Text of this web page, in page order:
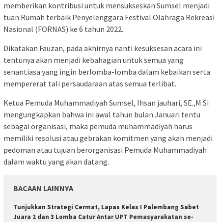
memberikan kontribusi untuk mensukseskan Sumsel menjadi
tuan Rumah terbaik Penyelenggara Festival Olahraga Rekreasi
Nasional (FORNAS) ke 6 tahun 2022.
Dikatakan Fauzan, pada akhirnya nanti kesuksesan acara ini
tentunya akan menjadi kebahagian untuk semua yang
senantiasa yang ingin berlomba-lomba dalam kebaikan serta
mempererat tali persaudaraan atas semua terlibat.
Ketua Pemuda Muhammadiyah Sumsel, Ihsan jauhari, SE.,M.Si
mengungkapkan bahwa ini awal tahun bulan Januari tentu
sebagai organisasi, maka pemuda muhammadiyah harus
memiliki resolusi atau gebrakan komitmen yang akan menjadi
pedoman atau tujuan berorganisasi Pemuda Muhammadiyah
dalam waktu yang akan datang.
BACAAN LAINNYA
Tunjukkan Strategi Cermat, Lapas Kelas I Palembang Sabet
Juara 2 dan 3 Lomba Catur Antar UPT Pemasyarakatan se-